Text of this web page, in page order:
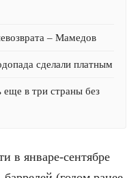
– Мамедов
сделали платным
в три страны без
в январе-сентябре